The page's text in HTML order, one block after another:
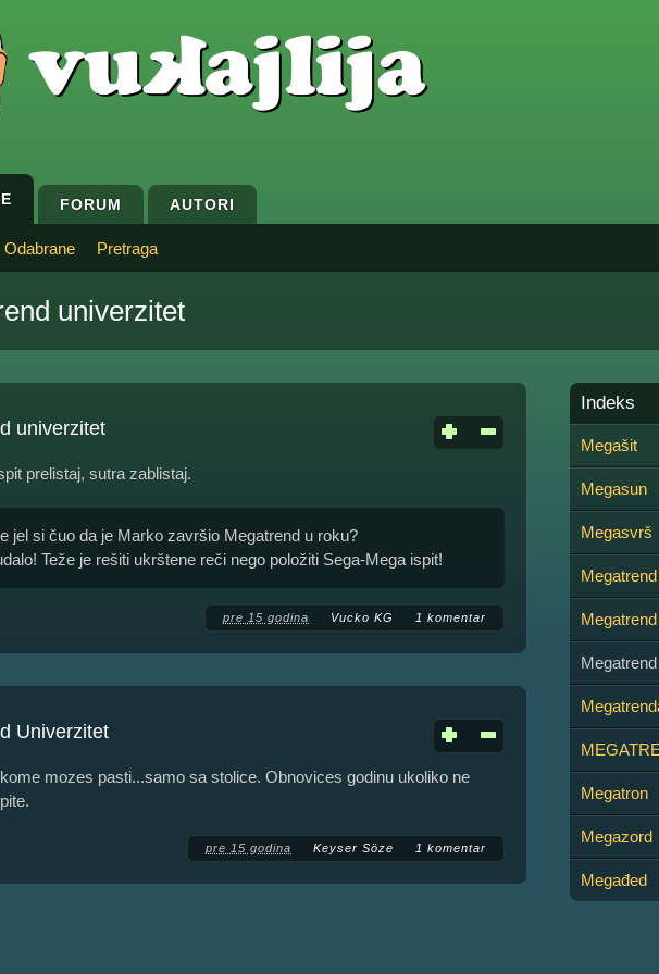
FORUM AUTORI
Odabrane Pretraga
univerzitet
univerzitet
prelistaj, sutra zablistaj.
jel si čuo da je Marko završio Megatrend u roku?
Teže je rešiti ukrštene reči nego položiti Sega-Mega ispit!
pre 15 godina Vucko KG 1 komentar
Univerzitet
mozes pasti...samo sa stolice. Obnovices godinu ukoliko ne
pre 15 godina Keyser Söze 1 komentar
Indeks
Megašit
Megasun
Megasvrš
Megatrend
Megatron
Megazord
Megađed